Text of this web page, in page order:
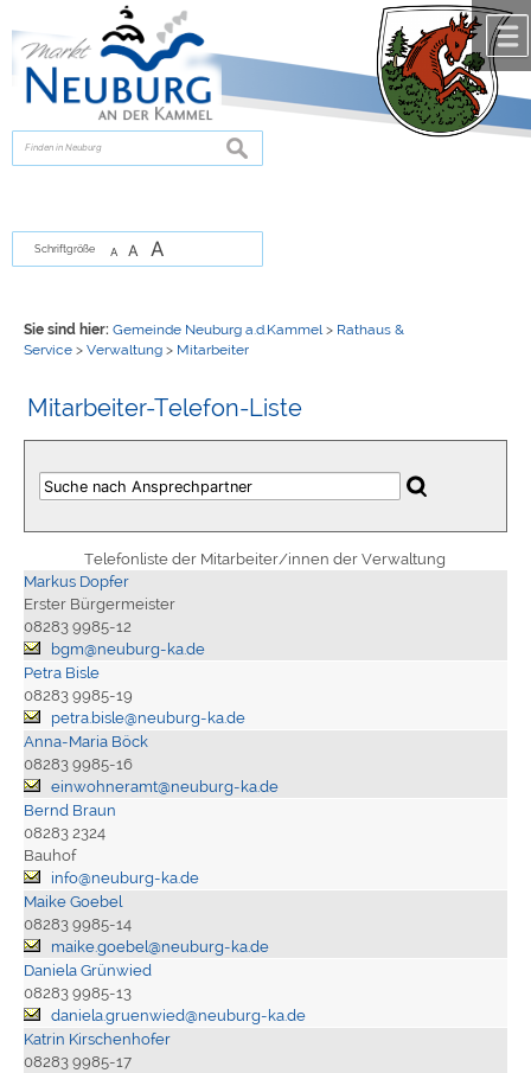
zur Navigationoder
springen.
suchen
Schriftgröße A A A
Sie sind hier: Gemeinde Neuburg a.d.Kammel > Rathaus &
Service> Verwaltung> Mitarbeiter
Mitarbeiter-Telefon-Liste
Telefonliste der Mitarbeiter/innen der Verwaltung
Markus Dopfer
Erster Bürgermeister
08283 9985-12
bgm@neuburg-ka.de
Petra Bisle
08283 9985-19
petra.bisle@neuburg-ka.de
Anna-Maria Böck
08283 9985-16
einwohneramt@neuburg-ka.de
Bernd Braun
08283 2324
Bauhof
info@neuburg-ka.de
Maike Goebel
08283 9985-14
maike.goebel@neuburg-ka.de
Daniela Grünwied
08283 9985-13
daniela.gruenwied@neuburg-ka.de
Katrin Kirschenhofer
08283 9985-17